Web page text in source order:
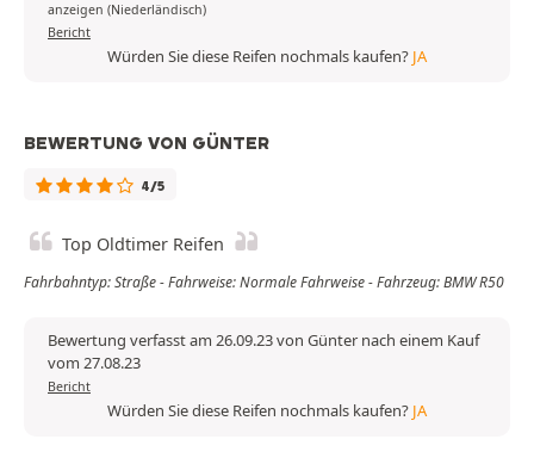
anzeigen (Niederländisch)
Bericht
Würden Sie diese Reifen nochmals kaufen? JA
BEWERTUNG VON GÜNTER
4/5
Top Oldtimer Reifen
Fahrbahntyp: Straße - Fahrweise: Normale Fahrweise - Fahrzeug: BMW R50
Bewertung verfasst am 26.09.23 von Günter nach einem Kauf
vom 27.08.23
Bericht
Würden Sie diese Reifen nochmals kaufen? JA